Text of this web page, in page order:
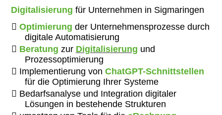
Digitalisierung für Unternehmen in Sigmaringen
Optimierung der Unternehmensprozesse durch
digitale Automatisierung
Beratung zur Digitalisierung und
Prozessoptimierung
Implementierung von ChatGPT-Schnittstellen
für die Optimierung Ihrer Systeme
Bedarfsanalyse und Integration digitaler
Lösungen in bestehende Strukturen